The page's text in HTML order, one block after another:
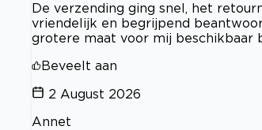
De verzending ging snel, het
vriendelijk en begrijpend
grotere maat voor mij beschikbaar
Beveelt aan
2 August 2026
Annet